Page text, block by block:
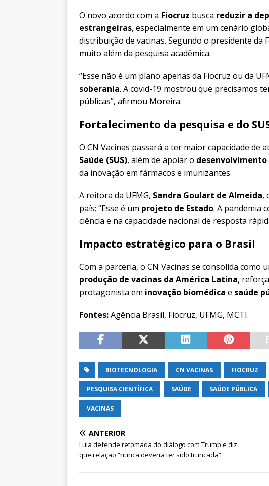
O novo acordo com a Fiocruz busca reduzir a
estrangeiras, especialmente em um cenário
distribuição de vacinas. Segundo o presidente da
muito além da pesquisa acadêmica.
“Esse não é um plano apenas da Fiocruz ou da
soberania. A covid-19 mostrou que precisamos
públicas”, afirmou Moreira.
Fortalecimento da pesquisa e do
O CN Vacinas passará a ter maior capacidade de
Saúde (SUS), além de apoiar o
da inovação em fármacos e imunizantes.
A reitora da UFMG, Sandra Goulart de Almeida,
país: “Esse é um projeto de Estado. A pandemia
ciência e na capacidade nacional de resposta
Impacto estratégico para o Brasil
Com a parceria, o CN Vacinas se consolida como
produção de vacinas da América Latina,
protagonista em inovação biomédica e saúde
Fontes:Agência Brasil, Fiocruz, UFMG, MCTI.
BIOTECNOLOGIA CN VACINAS FIOCRUZ
PESQUISA CIENTÍFICA SAÚDE SAÚDE PÚBLICA
VACINAS
ANTERIOR
Lula defende retomada do diálogo com Trump e diz
que relação “nunca deveria ter sido truncada”